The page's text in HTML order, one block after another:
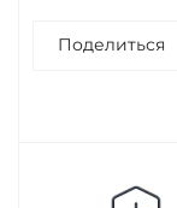
Поделиться